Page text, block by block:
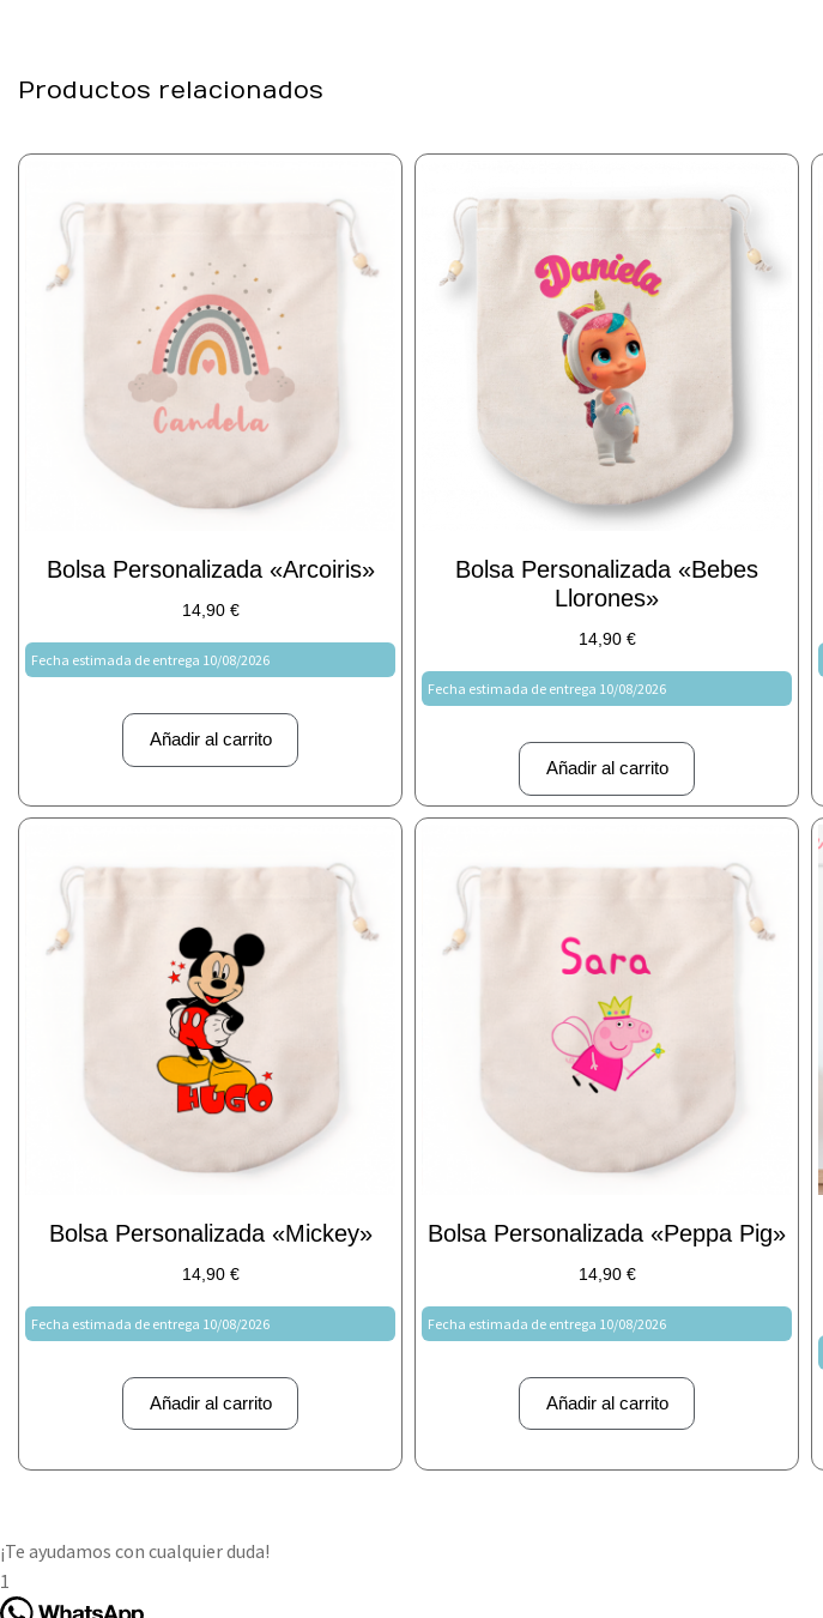
Productos relacionados
Bolsa Personalizada «arcoiris»
14,90 €
Fecha estimada de entrega 10/08/2026
Añadir al carrito
Bolsa Personalizada «Bebes
Llorones»
14,90 €
Fecha estimada de entrega 10/08/2026
Añadir al carrito
Bolsa Personalizada «Mickey»
14,90 €
Fecha estimada de entrega 10/08/2026
Añadir al carrito
Bolsa Personalizada «Peppa Pig»
14,90 €
Fecha estimada de entrega 10/08/2026
Añadir al carrito
¡Te ayudamos con cualquier duda!
1